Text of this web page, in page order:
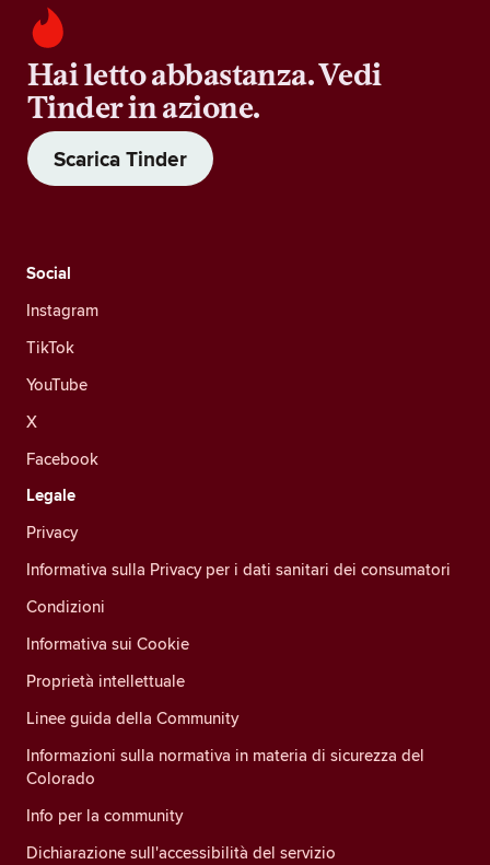
Hai letto abbastanza. Vedi
Tinder in azione.
Scarica Tinder
Social
Instagram
TikTok
YouTube
X
Facebook
Legale
Privacy
Informativa sulla Privacy per i dati sanitari dei consumatori
Condizioni
Informativa sui Cookie
Proprietà intellettuale
Linee guida della Community
Informazioni sulla normativa in materia di sicurezza del
Colorado
Info per la community
Dichiarazione sull'accessibilità del servizio